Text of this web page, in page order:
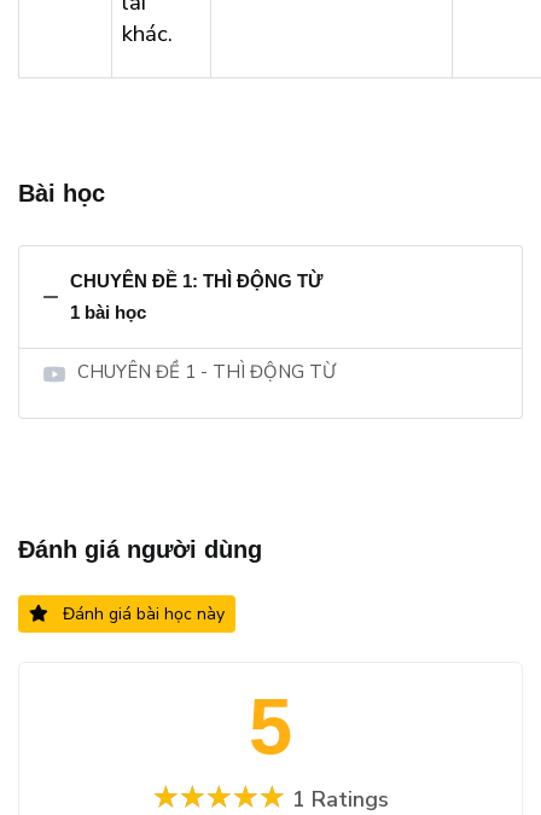
khác.
Bài học
CHUYÊN ĐỀ 1: THÌ ĐỘNG TỪ
1 bài học
CHUYÊN ĐỀ 1 - THÌ ĐỘNG TỪ
Đánh giá người dùng
Đánh giá bài học này
5
1 Ratings